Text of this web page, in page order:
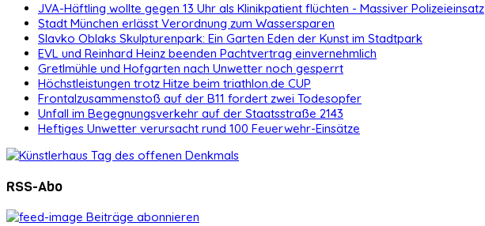
JVA-Häftling wollte gegen 13 Uhr als Klinikpatient flüchten - Massiver Polizeieinsatz
Stadt München erlässt Verordnung zum Wassersparen
Slavko Oblaks Skulpturenpark: Ein Garten Eden der Kunst im Stadtpark
EVL und Reinhard Heinz beenden Pachtvertrag einvernehmlich
Gretlmühle und Hofgarten nach Unwetter noch gesperrt
Höchstleistungen trotz Hitze beim triathlon.de CUP
Frontalzusammenstoß auf der B11 fordert zwei Todesopfer
Unfall im Begegnungsverkehr auf der Staatsstraße 2143
Heftiges Unwetter verursacht rund 100 Feuerwehr-Einsätze
RSS-Abo
Beiträge abonnieren